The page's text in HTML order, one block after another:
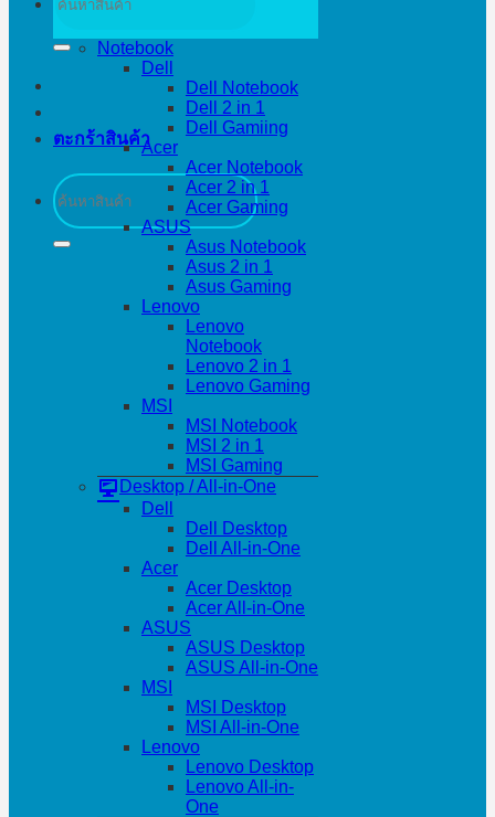
ตะกร้าสินค้า
ค้นหา:
Notebook
Dell
Dell Notebook
Dell 2 in 1
Dell Gamiing
Acer
Acer Notebook
Acer 2 in 1
Acer Gaming
ASUS
Asus Notebook
Asus 2 in 1
Asus Gaming
Lenovo
Lenovo
Notebook
Lenovo 2 in 1
Lenovo Gaming
MSI
MSI Notebook
MSI 2 in 1
MSI Gaming
Desktop / All-in-One
Dell
Dell Desktop
Dell All-in-One
Acer
Acer Desktop
Acer All-in-One
ASUS
ASUS Desktop
ASUS All-in-One
MSI
MSI Desktop
MSI All-in-One
Lenovo
Lenovo Desktop
Lenovo All-in-
One